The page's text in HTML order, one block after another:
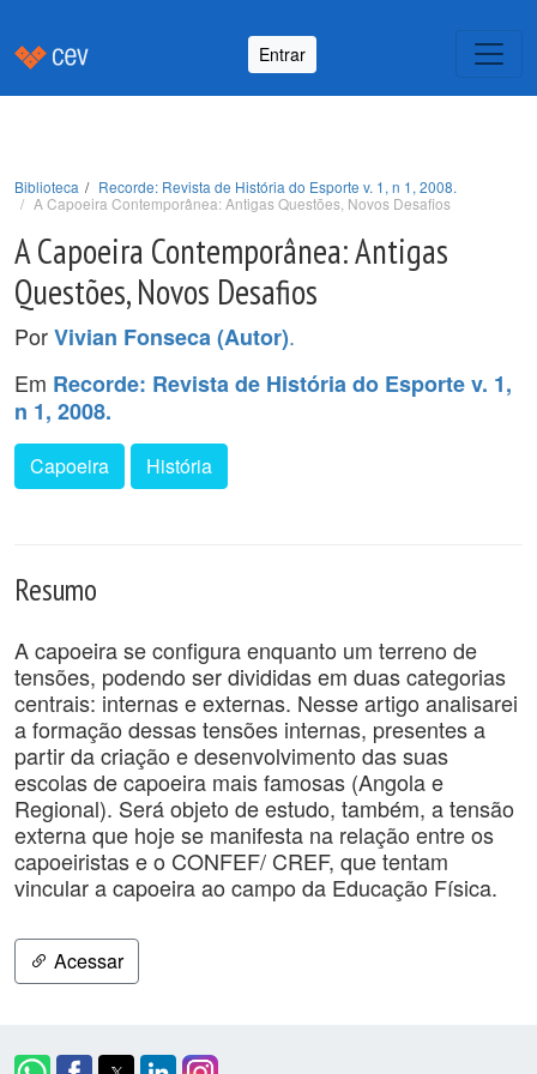
Entrar
Biblioteca
Recorde: Revista de História do Esporte v. 1, n 1, 2008.
A Capoeira Contemporânea: Antigas Questões, Novos Desafios
A Capoeira Contemporânea: Antigas
Questões, Novos Desafios
PorVivian Fonseca (Autor).
Em Recorde: Revista de História do Esporte v. 1,
n 1, 2008.
Capoeira História
Resumo
A capoeira se configura enquanto um terreno de
tensões, podendo ser divididas em duas categorias
centrais: internas e externas. Nesse artigo analisarei
a formação dessas tensões internas, presentes a
partir da criação e desenvolvimento das suas
escolas de capoeira mais famosas (Angola e
Regional). Será objeto de estudo, também, a tensão
externa que hoje se manifesta na relação entre os
capoeiristas e o CONFEF/ CREF, que tentam
vincular a capoeira ao campo da Educação Física.
Acessar